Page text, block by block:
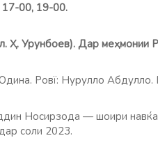
00, 19-00.
. Ҳ. Урунбоев). Дар меҳмонии
Ровї: Нурулло
Носирзода — шоири
соли 2023.